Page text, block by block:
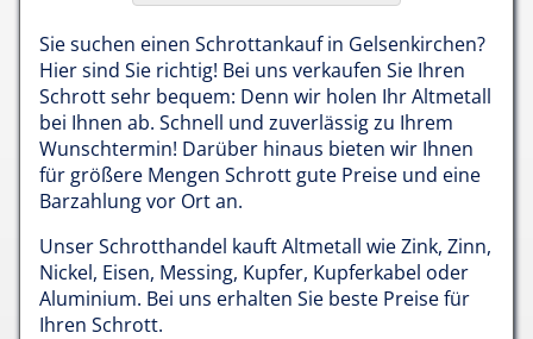
Sie suchen einen Schrottankauf in Gelsenkirchen?
Hier sind Sie richtig! Bei uns verkaufen Sie Ihren
Schrott sehr bequem: Denn wir holen Ihr Altmetall
bei Ihnen ab. Schnell und zuverlässig zu Ihrem
Wunschtermin! Darüber hinaus bieten wir Ihnen
für größere Mengen Schrott gute Preise und eine
Barzahlung vor Ort an.
Unser Schrotthandel kauft Altmetall wie Zink, Zinn,
Nickel, Eisen, Messing, Kupfer, Kupferkabel oder
Aluminium. Bei uns erhalten Sie beste Preise für
Ihren Schrott.